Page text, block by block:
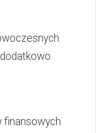
finansowych